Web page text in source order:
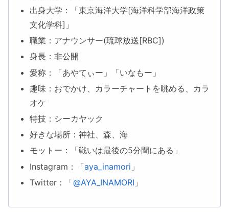
出身大学：「東京海洋大学[海洋科学部海洋政策
文化学科]」
職業：アナウンサー(琉球放送[RBC])
身長：非公開
愛称：「あやてぃー」「いなもー」
趣味：おでかけ、カラーチャートを眺める、カラ
オケ
特技：シーカヤック
好きな場所：神社、森、海
モットー：「戦いは最後の5分間にある」
Instagram：「aya_inamori 」
Twitter：「@AYA_INAMORI 」